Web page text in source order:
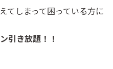
てしまって困っている方に
引き放題！！